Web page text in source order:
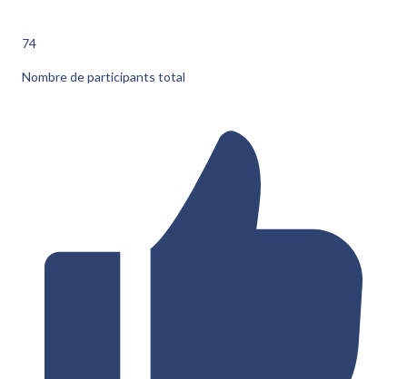
74
Nombre de participants total